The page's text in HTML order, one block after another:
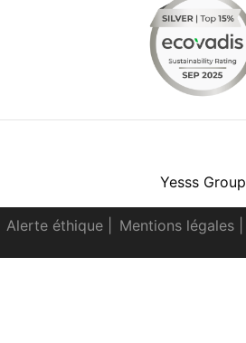
Yesss Group
Alerte éthique Mentions légales